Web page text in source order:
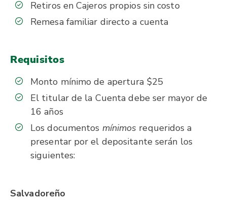
Retiros en Cajeros propios sin costo
Remesa familiar directo a cuenta
Requisitos
Monto mínimo de apertura $25
El titular de la Cuenta debe ser mayor de
16 años
Los documentos mínimos requeridos a
presentar por el depositante serán los
siguientes:
Salvadoreño